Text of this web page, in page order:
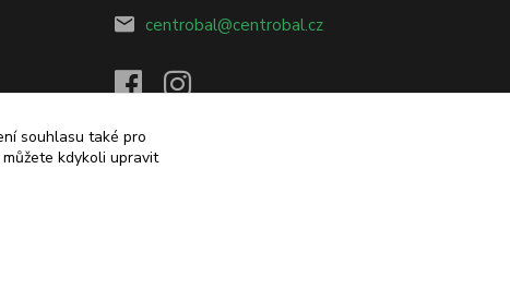
centrobal@centrobal.cz
souhlasu také pro
kdykoli upravit